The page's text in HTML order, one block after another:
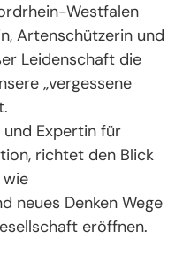
Westfalen
Artenschützerin und
Leidenschaft die
„vergessene
und Expertin für
richtet den Blick
wie
neues Denken Wege
eröffnen.